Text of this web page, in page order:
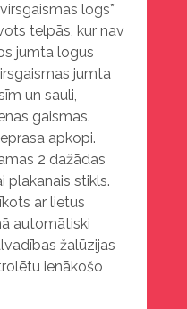
logs*
telpās, kur nav
jumta logus
jumta
un sauli,
gaismas.
apkopi.
2 dažādas
plakanais stikls.
ar lietus
automātiski
žalūzijas
ienākošo